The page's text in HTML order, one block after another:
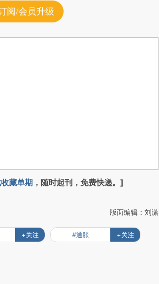
阅/会员升级
藏单期 ，随时起刊，免费快递。]
版面编辑：刘潇
+关注 #通胀 +关注